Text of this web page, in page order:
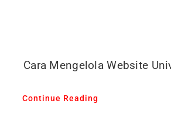
Cara Mengelola Website
Continue Reading